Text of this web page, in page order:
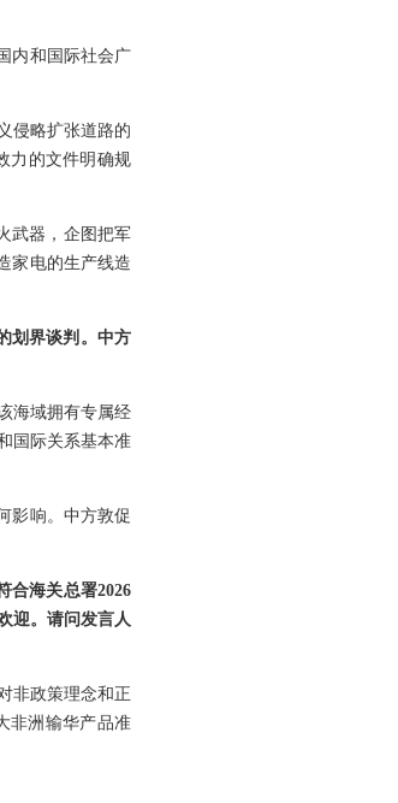
内和国际社会广
侵略扩张道路的
力的文件明确规
武器，企图把军
家电的生产线造
划界谈判。中方
海域拥有专属经
国际关系基本准
影响。中方敦促
合海关总署2026
迎。请问发言人
非政策理念和正
非洲输华产品准